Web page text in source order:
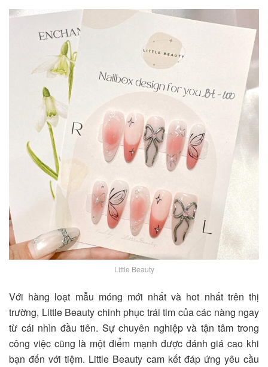
Little Beauty
Với hàng loạt mẫu móng mới nhất và hot nhất trên thị
trường, Little Beauty chinh phục trái tim của các nàng ngay
từ cái nhìn đầu tiên. Sự chuyên nghiệp và tận tâm trong
công việc cũng là một điểm mạnh được đánh giá cao khi
bạn đến với tiệm. Little Beauty cam kết đáp ứng yêu cầu